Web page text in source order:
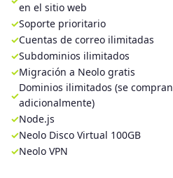
en el sitio web
Soporte prioritario
Cuentas de correo ilimitadas
Subdominios ilimitados
Migración a Neolo gratis
Dominios ilimitados (se compran
adicionalmente)
Node.js
Neolo Disco Virtual 100GB
Neolo VPN